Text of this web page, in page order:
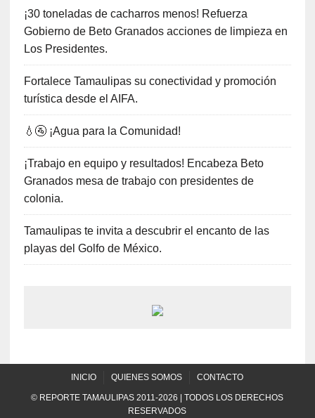
¡30 toneladas de cacharros menos! Refuerza
Gobierno de Beto Granados acciones de limpieza en
Los Presidentes.
Fortalece Tamaulipas su conectividad y promoción
turística desde el AIFA.
💧🚰 ¡Agua para la Comunidad!
¡Trabajo en equipo y resultados! Encabeza Beto
Granados mesa de trabajo con presidentes de
colonia.
Tamaulipas te invita a descubrir el encanto de las
playas del Golfo de México.
INICIO QUIENES SOMOS CONTACTO
© REPORTE TAMAULIPAS 2011-2026 | TODOS LOS DERECHOS
RESERVADOS